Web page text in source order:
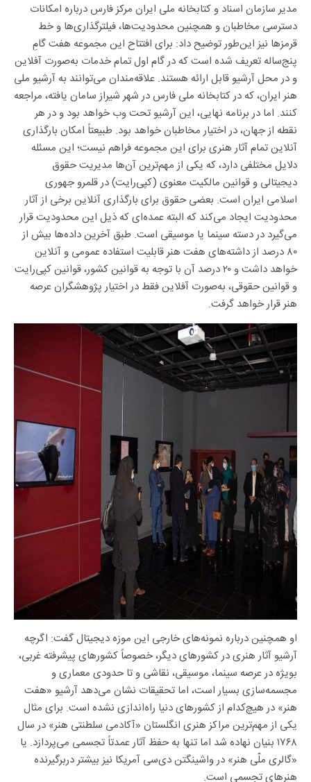
مدیر سازمان اسناد و کتابخانه ملی ایران مرکز فارس درباره امکانات
دسترسی مخاطبان و همچنین محدودیت‌ها، فیلترگذاری‌ها و خط
قرمزها نیز این‌طور توضیح داد: برای افتتاح این مجموعه هفت‎ گامِ
پنج‌ساله تعریف شده‌ است که در گام اول تمام خدمات به‌صورت آفلاین
و در محل آرشیو قابل‌ ارائه هستند. علاقه‌مندان می‌توانند به آرشیو ملی
هنر ایران، که در کتابخانه ملی فارس در شهر شیراز سامان یافته، مراجعه
کنند. اما در برنامه نهایی، این آرشیو تحت وب خواهد بود و در هر
نقطه از جهان، در اختیار مخاطبان خواهد بود. طبیعتاً امکان بارگذاری
آنلاین تمام آثار هنری برای این مجموعه فراهم نیست؛ این مسئله
دلایل مختلفی دارد، که یکی از مهم‌ترین آن‌ها مدیریت حقوق
دیجیتالی و قوانین مالکیت معنوی (کپی‌رایت) در قلمرو جهوری
اسلامی ایران است. بعضی حقوق برای بارگذاری آنلاین برخی از آثار
محدودیت ایجاد می‌کند که البته عمده‌ای که ذیل این محدودیت قرار
می‌گیرد در دسته‌ سینما یا موسیقی است. طبق آخرین داده‌ها بیش از
۸۰ درصد از داشته‌های هفت هنر قابلیت استفاده عمومی و آنلاین
خواهد داشت و ۲۰ درصد آن با توجه به قوانین کشور، قوانین کپی‌رایت
و قوانین حقوقی، به‌صورت آفلاین فقط در اختیار پژوهشگران عرصه
هنر قرار خواهد گرفت.
او همچنین درباره نمونه‌های خارجی این موزه دیجیتال گفت: اگرچه
آرشیو آثار هنری در کشورهای دیگر، خصوصاً کشورهای پیشرفته غربی،
بویژه در عرصه سینما، موسیقی، نقاشی و تا حدودی معماری و
مجسمه‌سازی بسیار است، اما تحقیقات نشان می‌دهد آرشیو «هفت
هنر» در هیچ‌کدام از کشورهای دنیا راه‌اندازی نشده است. برای مثال
یکی از مهم‌ترین مراکز هنری انگلستان «آکادمی سلطنتی هنر» در سال
۱۷۶۸ بنیان نهاده شد اما تنها به حفظ آثار عمدتاً تجسمی می‌پردازد. یا
«گالری ملّی هنر» در واشینگتن‌ دی‌سی آمریکا نیز بیشتر دربرگیرنده‌
هنرهای تجسمی‌ است.